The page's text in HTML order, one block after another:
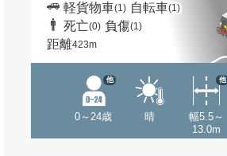
軽貨物車(1) 自転車(1)
死亡(0) 負傷(1)
距離423m
0～24歳
他
晴
幅5.5～
13.0m
他